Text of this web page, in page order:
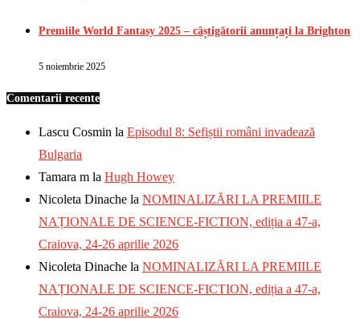
Premiile World Fantasy 2025 – câștigătorii anunțați la Brighton
5 noiembrie 2025
Comentarii recente
Lascu Cosmin la Episodul 8: Sefiștii români invadează
Bulgaria
Tamara m la Hugh Howey
Nicoleta Dinache la NOMINALIZĂRI LA PREMIILE
NAȚIONALE DE SCIENCE-FICTION, ediția a 47-a,
Craiova, 24-26 aprilie 2026
Nicoleta Dinache la NOMINALIZĂRI LA PREMIILE
NAȚIONALE DE SCIENCE-FICTION, ediția a 47-a,
Craiova, 24-26 aprilie 2026